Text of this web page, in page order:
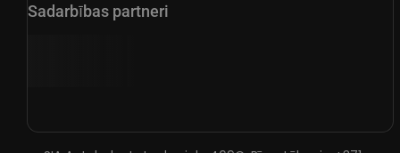
Sadarbības partneri